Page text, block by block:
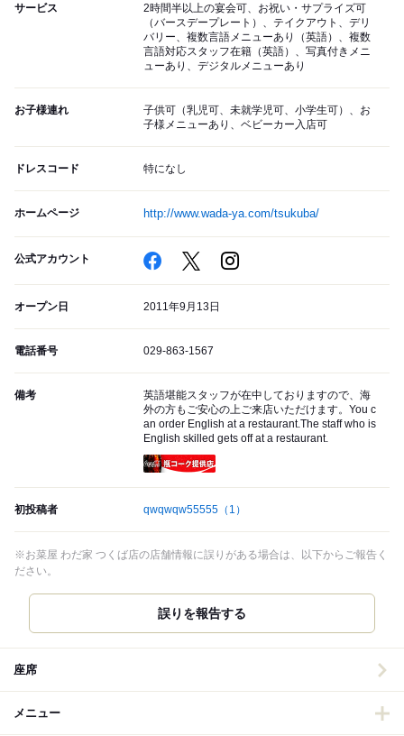
サービス
2時間半以上の宴会可、お祝い・サプライズ可
（バースデープレート）、テイクアウト、デリ
バリー、複数言語メニューあり（英語）、複数
言語対応スタッフ在籍（英語）、写真付きメニ
ューあり、デジタルメニューあり
お子様連れ
子供可（乳児可、未就学児可、小学生可）、お
子様メニューあり、ベビーカー入店可
ドレスコード 特になし
ホームページ http://www.wada-ya.com/tsukuba/
公式アカウント
オープン日 2011年9月13日
電話番号 029-863-1567
備考
英語堪能スタッフが在中しておりますので、海
外の方もご安心の上ご来店いただけます。You c
an order English at a restaurant.The staff who is
English skilled gets off at a restaurant.
初投稿者 qwqwqw55555 （1）
※お菜屋 わだ家 つくば店の店舗情報に誤りがある場合は、以下からご報告く
ださい。
誤りを報告する
座席
メニュー